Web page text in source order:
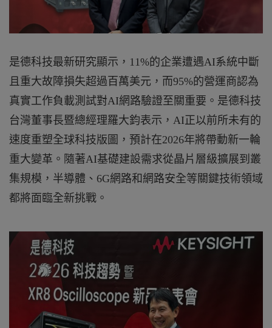
是德科技最新研究顯示，11%的企業遭遇AI系統中斷
且重大故障損失超過百萬美元，而95%的營運商認為
真實工作負載測試對AI網路驗證至關重要。是德科技
台灣董事長暨總經理羅大鈞表示，AI正以前所未有的
速度重塑全球科技版圖，預計在2026年將帶動新一輪
重大變革。隨著AI基礎建設需求從晶片層級擴展到叢
集規模，半導體、6G網路和網路安全等關鍵技術領域
都將面臨全新挑戰。